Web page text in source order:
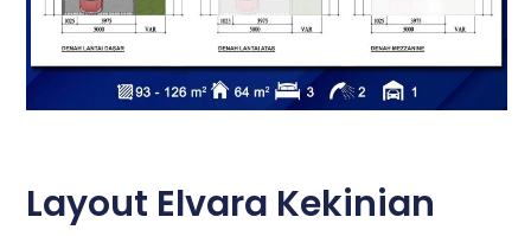
Layout Elvara Kekinian